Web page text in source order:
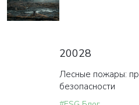
20028
Лесные пожары:
безопасности